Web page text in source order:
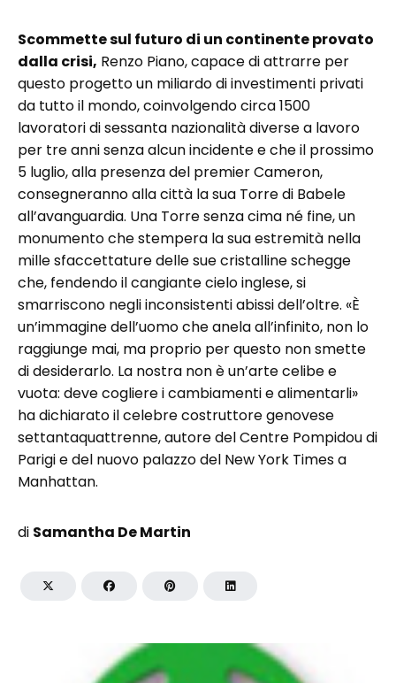
Scommette sul futuro di un continente provato
dalla crisi, Renzo Piano, capace di attrarre per
questo progetto un miliardo di investimenti privati
da tutto il mondo, coinvolgendo circa 1500
lavoratori di sessanta nazionalità diverse a lavoro
per tre anni senza alcun incidente e che il prossimo
5 luglio, alla presenza del premier Cameron,
consegneranno alla città la sua Torre di Babele
all’avanguardia. Una Torre senza cima né fine, un
monumento che stempera la sua estremità nella
mille sfaccettature delle sue cristalline schegge
che, fendendo il cangiante cielo inglese, si
smarriscono negli inconsistenti abissi dell’oltre. «È
un’immagine dell’uomo che anela all’infinito, non lo
raggiunge mai, ma proprio per questo non smette
di desiderarlo. La nostra non è un’arte celibe e
vuota: deve cogliere i cambiamenti e alimentarli»
ha dichiarato il celebre costruttore genovese
settantaquattrenne, autore del Centre Pompidou di
Parigi e del nuovo palazzo del New York Times a
Manhattan.
di Samantha De Martin